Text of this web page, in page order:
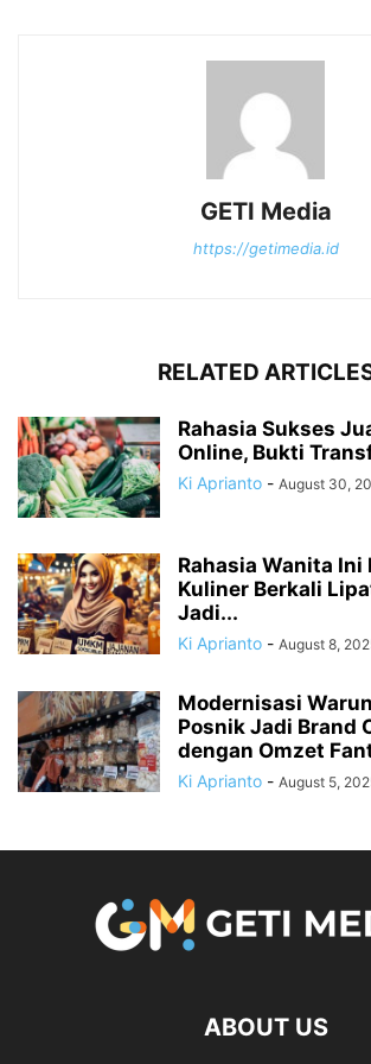
GETI Media
https://getimedia.id
RELATED
Rahasia Sukses
Online, Bukti
Ki Aprianto - August 30,
Rahasia Wanita Ini
Kuliner Berkali
Jadi...
Ki Aprianto - August 8,
Modernisasi
Posnik Jadi Brand
dengan Omzet
Ki Aprianto - August 5,
ABOUT US